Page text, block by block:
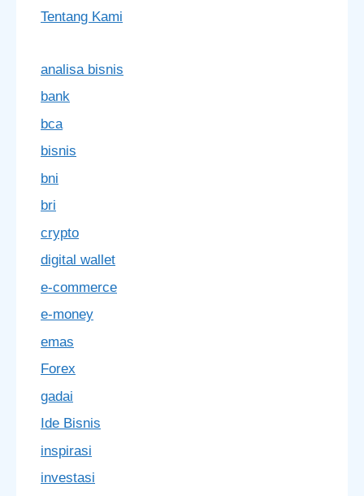
Tentang Kami
analisa bisnis
bank
bca
bisnis
bni
bri
crypto
digital wallet
e-commerce
e-money
emas
Forex
gadai
Ide Bisnis
inspirasi
investasi